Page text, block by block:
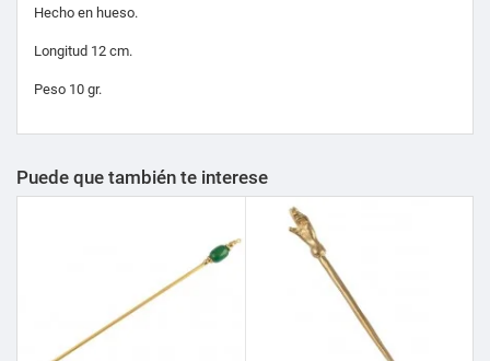
Hecho en hueso.
Longitud 12 cm.
Peso 10 gr.
Puede que también te interese